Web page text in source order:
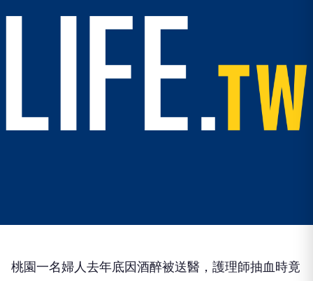
桃園一名婦人去年底因酒醉被送醫，護理師抽血時竟